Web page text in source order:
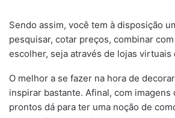
Sendo assim, você tem à disposição
pesquisar, cotar preços, combinar
escolher, seja através de lojas virtuais
O melhor a se fazer na hora de
inspirar bastante. Afinal, com imagens
prontos dá para ter uma noção de